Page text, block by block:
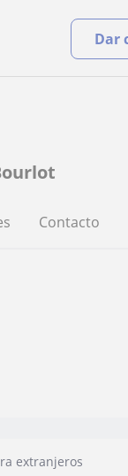
Dar
Contacto
extranjeros